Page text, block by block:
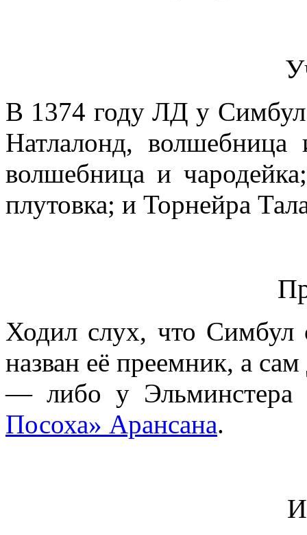
В 1374 году ЛД у
Натлалонд, волшебница
волшебница и
плутовка; и Торнейра
Ходил слух, что Симбул
назван её преемник, а
— либо у
Посоха» Арансана.